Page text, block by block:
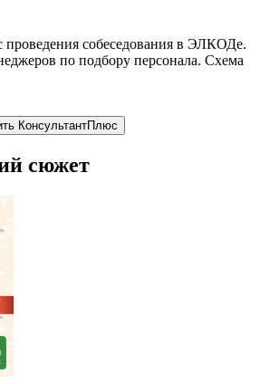
проведения собеседования в ЭЛКОДе.
по подбору персонала. Схема
КонсультантПлюс
сюжет